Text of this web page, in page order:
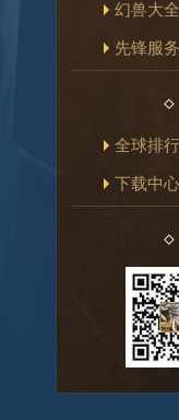
幻兽大全
先锋服
全球排
下载中心